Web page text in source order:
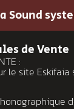
Sound
de Vente
:
le site Eskifaia